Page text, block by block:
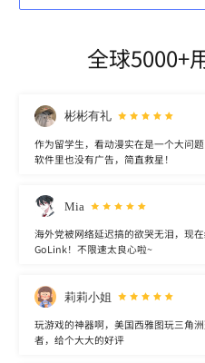
全球5000+
彬彬有礼
作为留学生，看动漫实在是一个大问
软件里也没有广告，简直救星！
Mia
海外党被网络延迟搞的欲哭无泪，现
GoLink！不限速太良心啦~
莉莉小姐
玩游戏的神器啊，美国西雅图玩三角
者，给个大大的好评